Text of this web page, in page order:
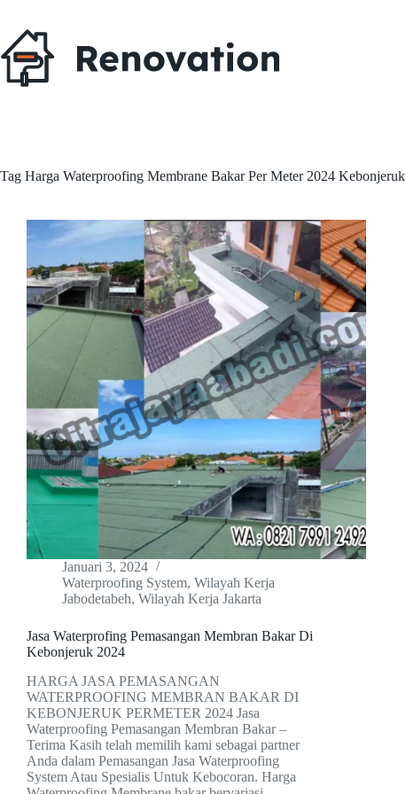
content
Tag Harga Waterproofing Membrane Bakar Per Meter 2024 Kebonjeruk
Januari 3, 2024
Waterproofing System, Wilayah Kerja
Jabodetabeh, Wilayah Kerja Jakarta
Jasa Waterprofing Pemasangan Membran Bakar Di
Kebonjeruk 2024
HARGA JASA PEMASANGAN
WATERPROOFING MEMBRAN BAKAR DI
KEBONJERUK PERMETER 2024 Jasa
Waterproofing Pemasangan Membran Bakar –
Terima Kasih telah memilih kami sebagai partner
Anda dalam Pemasangan Jasa Waterproofing
System Atau Spesialis Untuk Kebocoran. Harga